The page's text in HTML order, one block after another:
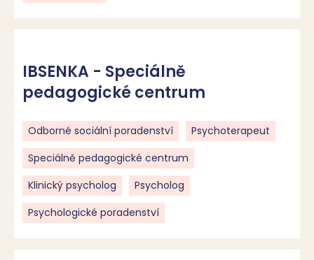
IBSENKA - Speciálně
pedagogické centrum
Odborné sociální poradenství
Psychoterapeut
Speciálně pedagogické centrum
Klinický psycholog
Psycholog
Psychologické poradenství